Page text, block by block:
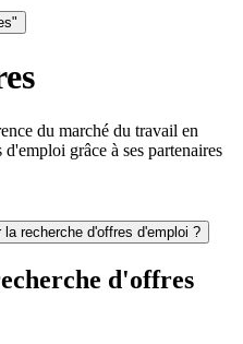
du marché du travail en
grâce à ses partenaires
recherche d'offres d'emploi ?
d'offres